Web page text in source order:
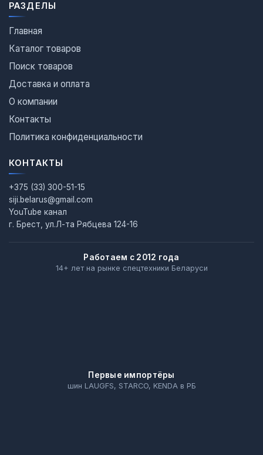
РАЗДЕЛЫ
Главная
Каталог товаров
Поиск товаров
Доставка и оплата
О компании
Контакты
Политика конфиденциальности
КОНТАКТЫ
+375 (33) 300-51-15
siji.belarus@gmail.com
YouTube канал
г. Брест, ул.Л-та Рябцева 124-16
Работаем с 2012 года
14+ лет на рынке спецтехники Беларуси
Первые импортёры
шин LAUGFS, STARCO, KENDA в РБ